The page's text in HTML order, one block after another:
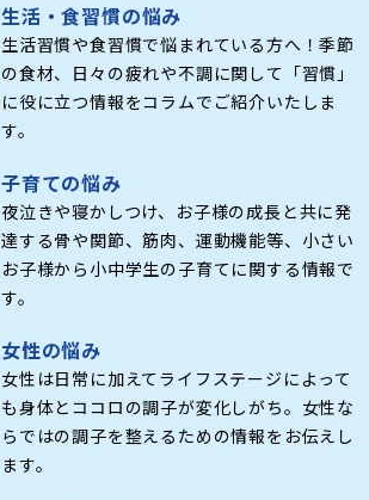
生活・食習慣の悩み
生活習慣や食習慣で悩まれている方へ！季節
の食材、日々の疲れや不調に関して「習慣」
に役に立つ情報をコラムでご紹介いたしま
す。
子育ての悩み
夜泣きや寝かしつけ、お子様の成長と共に発
達する骨や関節、筋肉、運動機能等、小さい
お子様から小中学生の子育てに関する情報で
す。
女性の悩み
女性は日常に加えてライフステージによって
も身体とココロの調子が変化しがち。女性な
らではの調子を整えるための情報をお伝えし
ます。